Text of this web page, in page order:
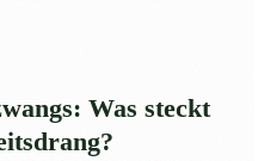
Was steckt